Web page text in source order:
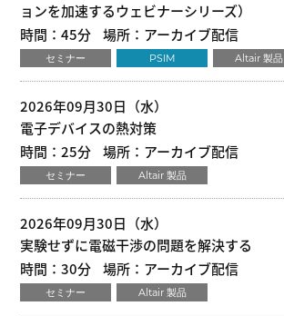
ョンを加速するウェビナーシリーズ）
時間：45分
場所：アーカイブ配信
セミナー PSIM Altair 製品
2026年09月30日（水）
電子デバイスの熱対策
時間：25分
場所：アーカイブ配信
セミナー Altair 製品
2026年09月30日（水）
実験せずに電磁干渉の問題を解決する
時間：30分
場所：アーカイブ配信
セミナー Altair 製品